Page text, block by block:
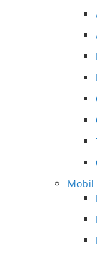
Mobil